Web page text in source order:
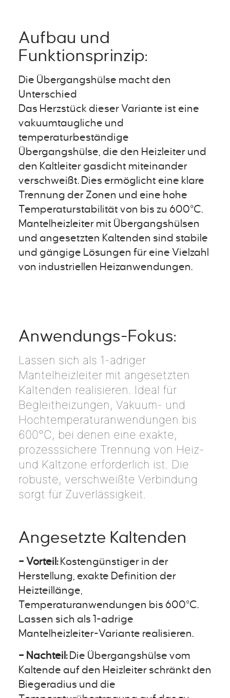
Aufbau und
Funktionsprinzip:
Die Übergangshülse macht den
Unterschied
Das Herzstück dieser Variante ist eine
vakuumtaugliche und
temperaturbeständige
Übergangshülse, die den Heizleiter und
den Kaltleiter gasdicht miteinander
verschweißt. Dies ermöglicht eine klare
Trennung der Zonen und eine hohe
Temperaturstabilität von bis zu 600°C.
Mantelheizleiter mit Übergangshülsen
und angesetzten Kaltenden sind stabile
und gängige Lösungen für eine Vielzahl
von industriellen Heizanwendungen.
Anwendungs-Fokus:
Lassen sich als 1-adriger
Mantelheizleiter mit angesetzten
Kaltenden realisieren. Ideal für
Begleitheizungen, Vakuum- und
Hochtemperaturanwendungen bis
600°C, bei denen eine exakte,
prozesssichere Trennung von Heiz-
und Kaltzone erforderlich ist. Die
robuste, verschweißte Verbindung
sorgt für Zuverlässigkeit.
Angesetzte Kaltenden
– Vorteil:Kostengünstiger in der
Herstellung, exakte Definition der
Heizteillänge,
Temperaturanwendungen bis 600°C.
Lassen sich als 1-adrige
Mantelheizleiter-Variante realisieren.
– Nachteil:Die Übergangshülse vom
Kaltende auf den Heizleiter schränkt den
Biegeradius und die